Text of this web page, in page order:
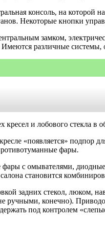
консоль, на которой
Некоторые кнопки
замком,
различные системы,
и лобового стекла в
«появляется»
фары.
с омывателями,
становится
задних стекол, люком,
конечно).
под контролем